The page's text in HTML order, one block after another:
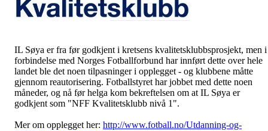
IL Søya er fra før godkjent i kretsens kvalitetsklubbsprosjekt, men i
forbindelse med Norges Fotballforbund har innført dette over hele
landet ble det noen tilpasninger i opplegget - og klubbene måtte
gjennom reautorisering. Fotballstyret har jobbet med dette noen
måneder, og nå før helga kom bekreftelsen om at IL Søya er
godkjent som "NFF Kvalitetsklubb nivå 1".
Mer om opplegget her: http://www.fotball.no/Utdanning-og-